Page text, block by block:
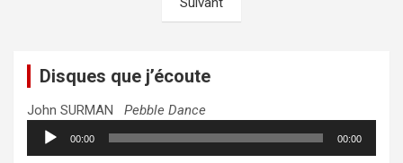
Disques que j’écoute
John SURMAN Pebble Dance
Lecteur
audio
00:00 00:00